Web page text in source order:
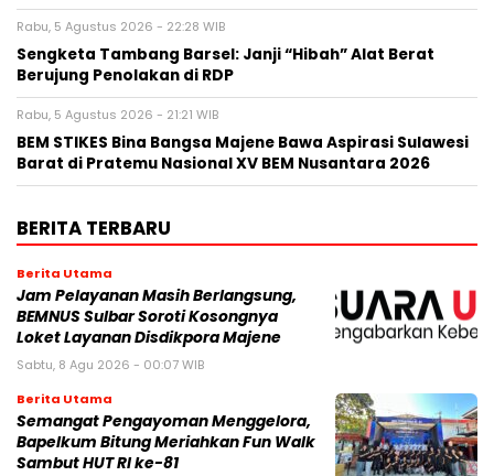
Rabu, 5 Agustus 2026 - 22:28 WIB
Sengketa Tambang Barsel: Janji “Hibah” Alat Berat
Berujung Penolakan di RDP
Rabu, 5 Agustus 2026 - 21:21 WIB
BEM STIKES Bina Bangsa Majene Bawa Aspirasi Sulawesi
Barat di Pratemu Nasional XV BEM Nusantara 2026
BERITA TERBARU
Berita Utama
Jam Pelayanan Masih Berlangsung,
BEMNUS Sulbar Soroti Kosongnya
Loket Layanan Disdikpora Majene
Sabtu, 8 Agu 2026 - 00:07 WIB
Berita Utama
Semangat Pengayoman Menggelora,
Bapelkum Bitung Meriahkan Fun Walk
Sambut HUT RI ke-81